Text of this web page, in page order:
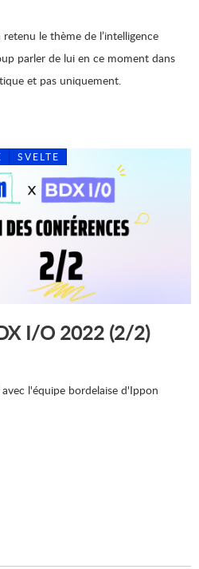
le thème de l’intelligence
parler de lui en ce moment dans
et pas uniquement.
SVELTE
I/O 2022 (2/2)
l'équipe bordelaise d'Ippon